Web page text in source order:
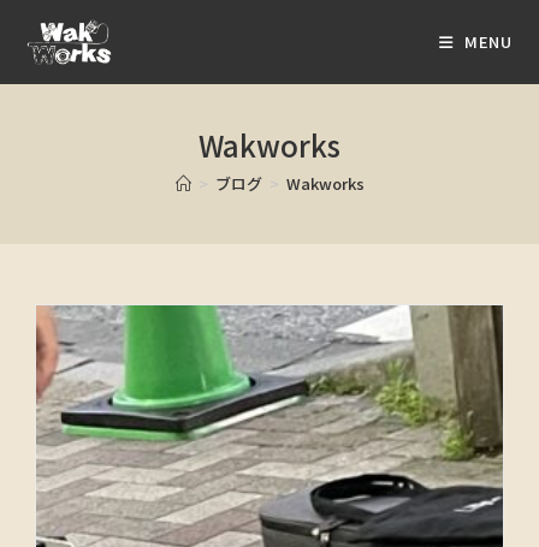
MENU
Wakworks
> ブログ > Wakworks